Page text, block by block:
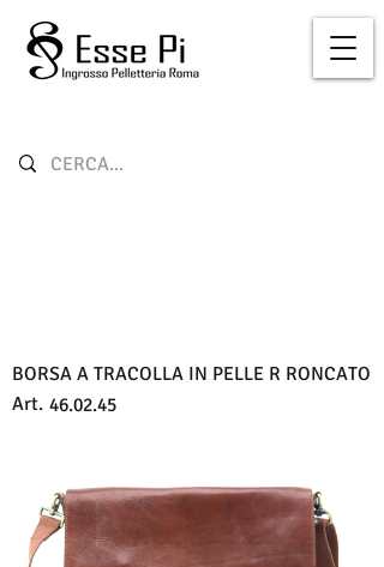
BORSA A TRACOLLA IN PELLE R RONCATO
Art. 46.02.45